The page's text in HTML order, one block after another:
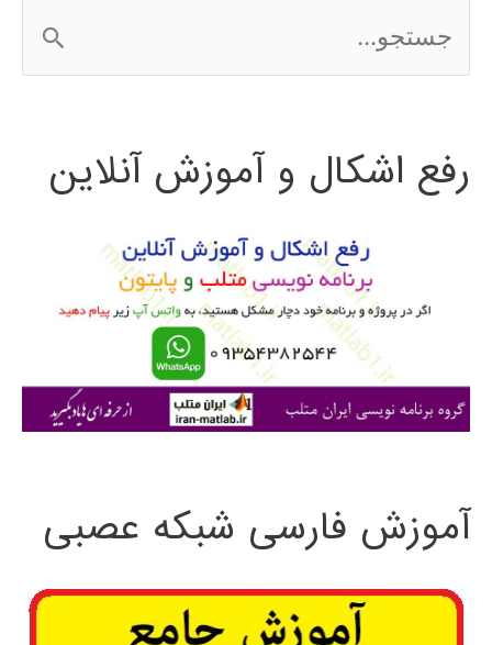
س
ج
ی
رفع اشکال و آموزش آنلاین
آموزش فارسی شبکه عصبی